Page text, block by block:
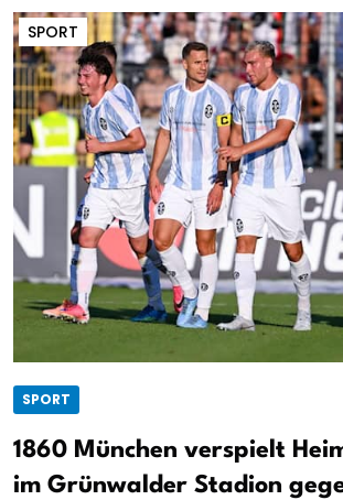
SPORT
SPORT
1860 München verspielt
im Grünwalder Stadion